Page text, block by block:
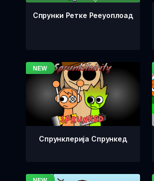
Спрунки Ретке Рееуоплоад
Спрунклерија Спрункед